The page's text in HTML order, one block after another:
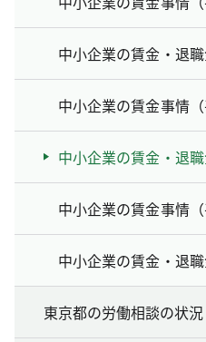
中小企業の賃金・退
中小企業の賃金事情（
中小企業の賃金・退
中小企業の賃金事情（
中小企業の賃金・退
東京都の労働相談の状況